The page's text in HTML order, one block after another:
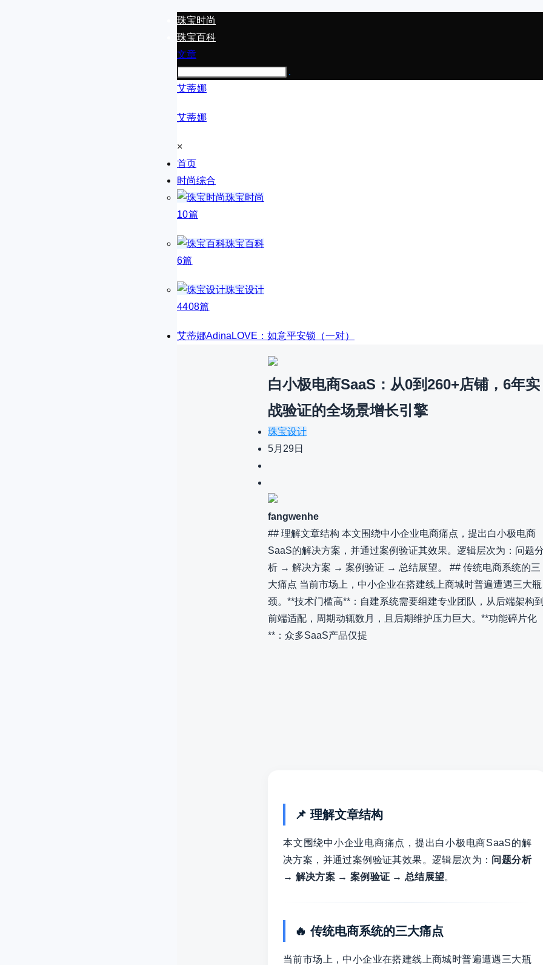
珠宝时尚
珠宝百科
文章
艾蒂娜
艾蒂娜
×
首页
时尚综合
珠宝时尚
10篇
珠宝百科
6篇
珠宝设计
4408篇
艾蒂娜AdinaLOVE：如意平安锁（一对）
白小极电商SaaS：从0到260+店铺，6年实
战验证的全场景增长引擎
珠宝设计
5月29日
fangwenhe
## 理解文章结构 本文围绕中小企业电商痛点，提出白小极电商
SaaS的解决方案，并通过案例验证其效果。逻辑层次为：问题
析 → 解决方案 → 案例验证 → 总结展望。 ## 传统电商系统的三
大痛点 当前市场上，中小企业在搭建线上商城时普遍遭遇三大瓶
颈。**技术门槛高**：自建系统需要组建专业团队，从后端架构
前端适配，周期动辄数月，且后期维护压力巨大。**功能碎片化
**：众多SaaS产品仅提
📌 理解文章结构
本文围绕中小企业电商痛点，提出白小极电商SaaS的解
决方案，并通过案例验证其效果。逻辑层次为： 问题分析
→ 解决方案 → 案例验证 → 总结展望。
🔥 传统电商系统的三大痛点
当前市场上，中小企业在搭建线上商城时普遍遭遇三大瓶